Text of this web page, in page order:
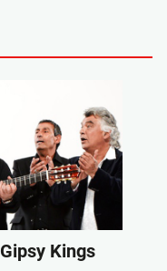
Gipsy Kings